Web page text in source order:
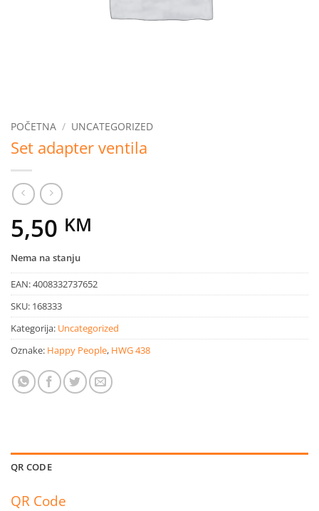
POČETNA / UNCATEGORIZED
Set adapter ventila
5,50 KM
Nema na stanju
EAN:4008332737652
SKU: 168333
Kategorija: Uncategorized
Oznake: Happy People, HWG 438
QR CODE
QR Code